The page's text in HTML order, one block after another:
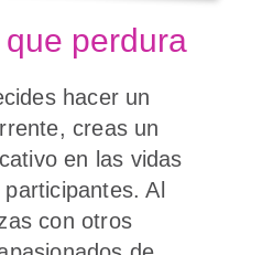
perdura
hacer un
creas un
en las vidas
Al
con otros